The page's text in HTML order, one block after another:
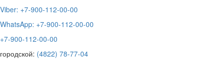
Viber: +7-900-112-00-00
WhatsApp: +7-900-112-00-00
+7-900-112-00-00
городской: (4822) 78-77-04